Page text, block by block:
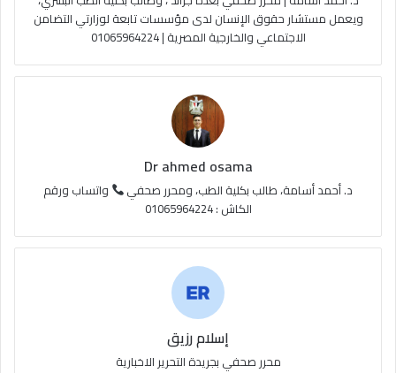
e
م
و
ق
ع
R
S
S
ويعمل مستشار حقوق الإنسان لدى مؤسسات تابعة لوزارتي التضامن
الاجتماعي والخارجية المصرية | 01065964224
Dr ahmed osama
د. أحمد أسامة، طالب بكلية الطب، ومحرر صحفي
واتساب ورقم
الكاش : 01065964224
إسلام رزيق
محرر صحفي بجريدة التحرير الاخبارية